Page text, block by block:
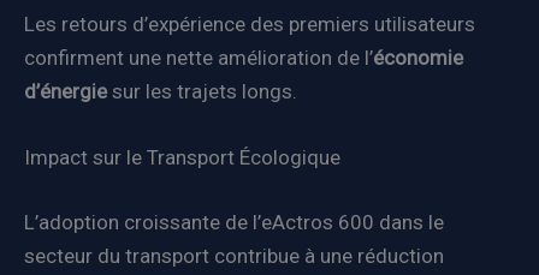
Les retours d’expérience des premiers utilisateurs
confirment une nette amélioration de l’économie
d’énergiesur les trajets longs.
Impact sur le Transport Écologique
L’adoption croissante de l’eActros 600 dans le
secteur du transport contribue à une réduction